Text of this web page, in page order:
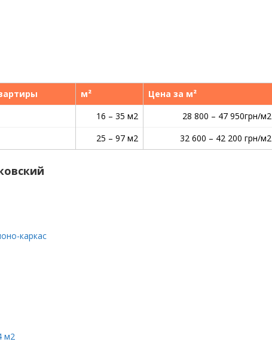
м²
Цена за м²
16 – 35 м2
28 800 – 47 950грн/м2
25 – 97 м2 32 600 – 42 200 грн/м2
каркас
м2